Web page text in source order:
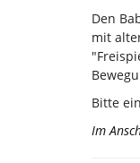
Den
mit
Bitte
Im